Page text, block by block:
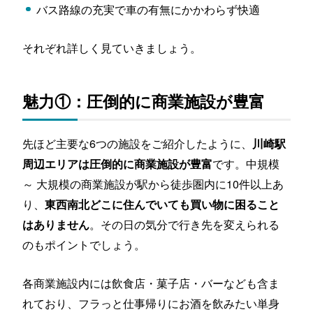
バス路線の充実で車の有無にかかわらず快適
それぞれ詳しく見ていきましょう。
魅力①：圧倒的に商業施設が豊富
先ほど主要な6つの施設をご紹介したように、 川崎駅
周辺エリアは圧倒的に商業施設が豊富です。中規模
～ 大規模の商業施設が駅から徒歩圏内に10件以上あ
り、東西南北どこに住んでいても買い物に困ること
はありません。その日の気分で行き先を変えられる
のもポイントでしょう。
各商業施設内には飲食店・菓子店・バーなども含ま
れており、フラっと仕事帰りにお酒を飲みたい単身